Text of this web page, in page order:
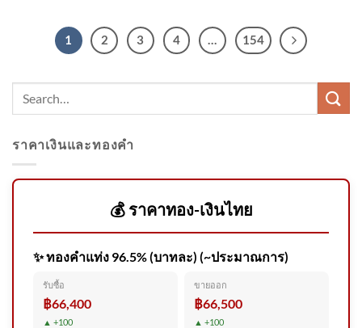
1 2 3 4 … 154
ราคาเงินและทองคำ
💰 ราคาทอง-เงินไทย
✨ ทองคำแท่ง 96.5% (บาทละ) (~ประมาณการ)
รับซื้อ
฿66,400
▲ +100
ขายออก
฿66,500
▲ +100